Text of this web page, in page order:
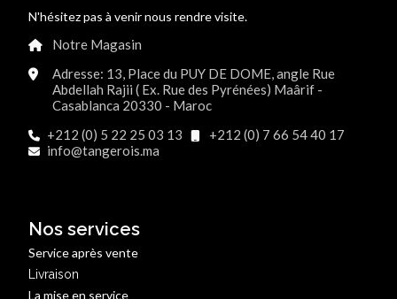
N'hésitez pas à venir nous rendre visite.
Notre Magasin
Adresse: 13, Place du PUY DE DOME, angle Rue
Abdellah Rajii ( Ex. Rue des Pyrénées) Maârif -
Casablanca 20330 - Maroc
+212 (0) 5 22 25 03 13
+212 (0) 7 66 54 40 17
info@tangerois.ma
Nos services
Service après vente
Livraison
La mise en service